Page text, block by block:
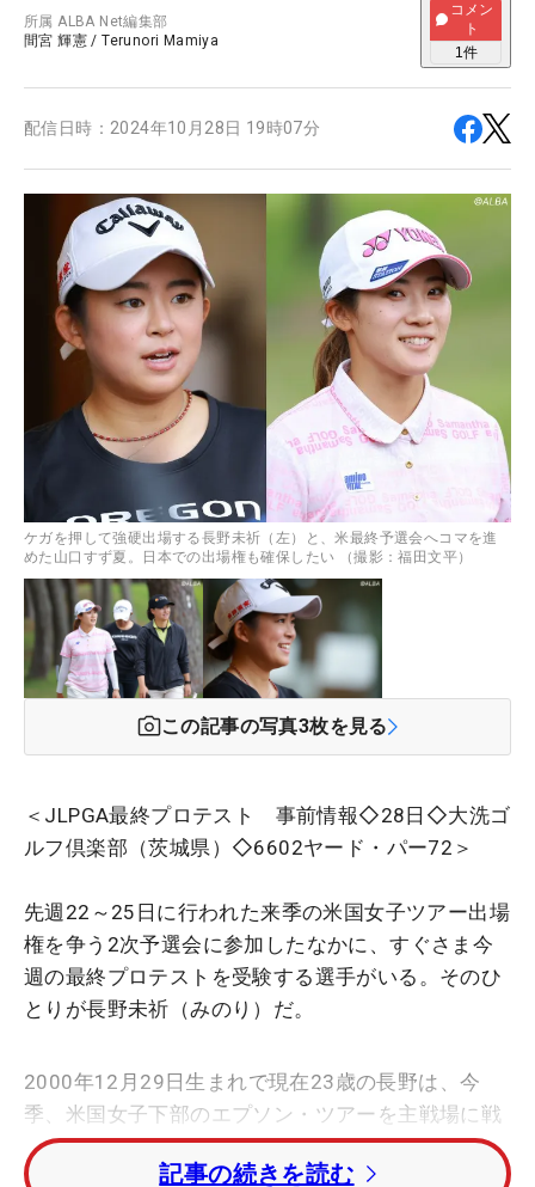
所属ALBA Net編集部
間宮 輝憲 /Terunori Mamiya
コメン
ト
1件
配信日時： 2024年10月28日 19時07分
ケガを押して強硬出場する長野未祈（左）と、米最終予選会へコマを進
めた山口すず夏。日本での出場権も確保したい （撮影：福田文平）
この記事の写真3枚を見る
＜JLPGA最終プロテスト 事前情報◇28日◇大洗ゴ
ルフ倶楽部（茨城県）◇6602ヤード・パー72＞
先週22～25日に行われた来季の米国女子ツアー出場
権を争う2次予選会に参加したなかに、すぐさま今
週の最終プロテストを受験する選手がいる。そのひ
とりが長野未祈（みのり）だ。
2000年12月29日生まれで現在23歳の長野は、今
季、米国女子下部のエプソン・ツアーを主戦場に戦
ってきた。ツアー生活と並行して、日本のプロテス
トでも2度の予選会を突破。この最終にたどり着い
記事の続きを読む